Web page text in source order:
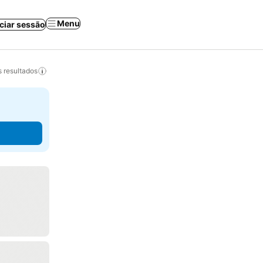
sessão Menu
resultados